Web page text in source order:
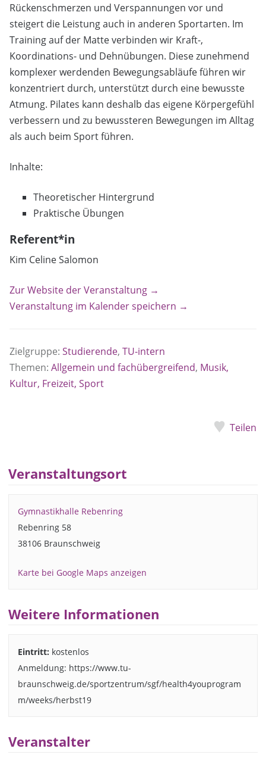
Rückenschmerzen und Verspannungen vor und
steigert die Leistung auch in anderen Sportarten. Im
Training auf der Matte verbinden wir Kraft-,
Koordinations- und Dehnübungen. Diese zunehmend
komplexer werdenden Bewegungsabläufe führen wir
konzentriert durch, unterstützt durch eine bewusste
Atmung. Pilates kann deshalb das eigene Körpergefühl
verbessern und zu bewussteren Bewegungen im Alltag
als auch beim Sport führen.
Inhalte:
Theoretischer Hintergrund
Praktische Übungen
Referent*in
Kim Celine Salomon
Zur Website der Veranstaltung →
Veranstaltung im Kalender speichern →
Zielgruppe: Studierende, TU-intern
Themen: Allgemein und fachübergreifend, Musik,
Kultur, Freizeit, Sport
Teilen
Veranstaltungsort
Gymnastikhalle Rebenring
Rebenring 58
38106 Braunschweig
Karte bei Google Maps anzeigen
Weitere Informationen
Eintritt: kostenlos
Anmeldung: https://www.tu-
braunschweig.de/sportzentrum/sgf/health4youprogram
m/weeks/herbst19
Veranstalter